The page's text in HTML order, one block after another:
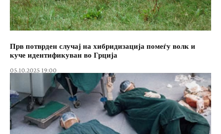
Прв потврден случај на хибридизација помеѓу волк и
куче идентификуван во Грција
05.10.2025 19:00